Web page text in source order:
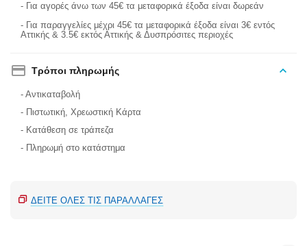
- Για αγορές άνω των 45€ τα μεταφορικά έξοδα είναι δωρεάν
- Για παραγγελίες μέχρι 45€ τα μεταφορικά έξοδα είναι 3€ εντός
Αττικής & 3.5€ εκτός Αττικής & Δυσπρόσιτες περιοχές
Τρόποι πληρωμής
- Αντικαταβολή
- Πιστωτική, Χρεωστική Κάρτα
- Κατάθεση σε τράπεζα
- Πληρωμή στο κατάστημα
ΔΕΊΤΕ ΌΛΕΣ ΤΙΣ ΠΑΡΑΛΛΑΓΈΣ